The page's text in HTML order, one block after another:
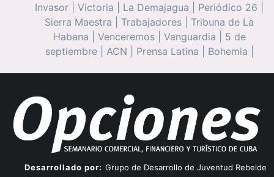
Invasor
Victoria La Demajagua Periódico 26
Sierra Maestra
Trabajadores
Tribuna de La
Habana
Venceremos| Vanguardia
5 de
septiembre| ACN Prensa Latina Bohemia
Desarrollado por: Grupo de Desarrollo de Juventud Rebelde